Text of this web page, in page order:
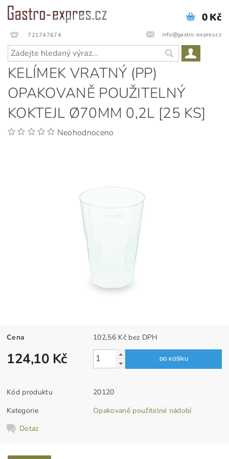
721747674 info@gastro-expres.cz
0 Kč
KELÍMEK VRATNÝ (PP)
OPAKOVANĚ POUŽITELNÝ
KOKTEJL Ø70MM 0,2L [25 KS]
Neohodnoceno
Cena 102,56 Kč bez DPH
124,10 Kč
Kód produktu
20120
Kategorie
Opakovaně použitelné nádobí
Dotaz